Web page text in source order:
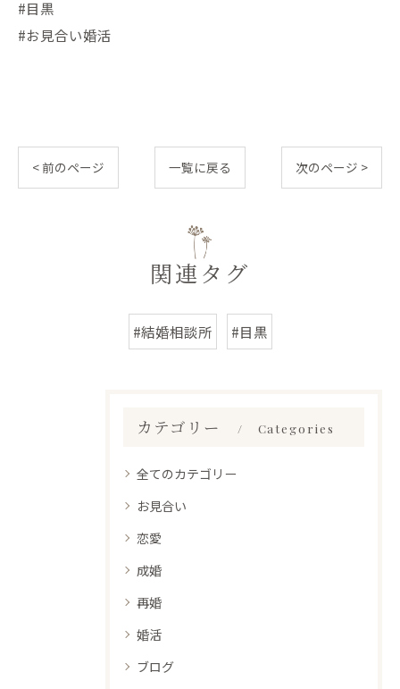
#目黒
#お見合い婚活
< 前のページ 一覧に戻る 次のページ >
関連タグ
#結婚相談所 #目黒
カテゴリー Categories
全てのカテゴリー
お見合い
恋愛
成婚
再婚
婚活
ブログ